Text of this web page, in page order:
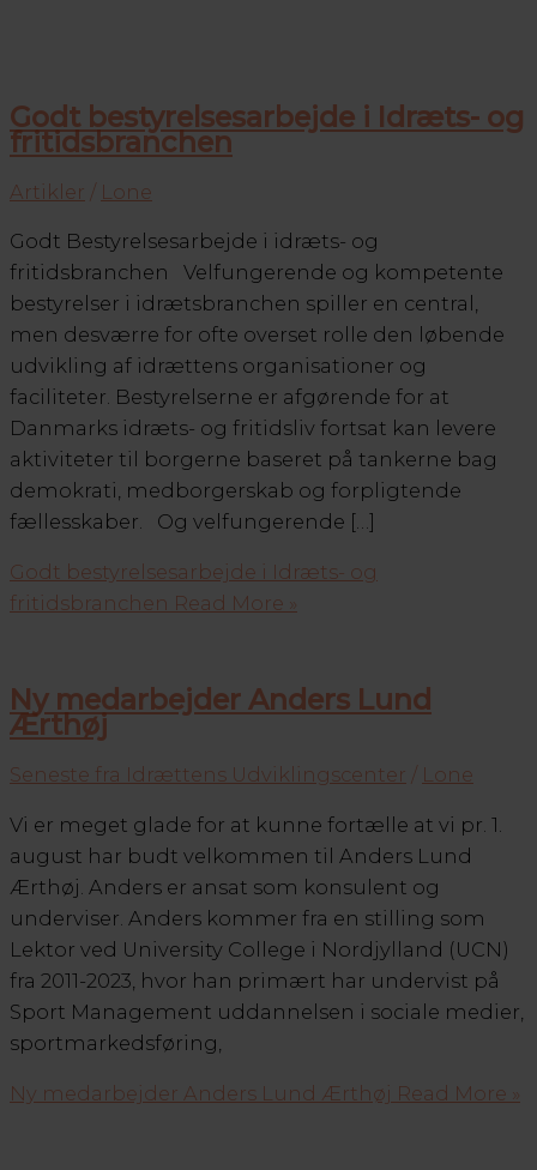
Godt bestyrelsesarbejde i Idræts- og
fritidsbranchen
Artikler / Lone
Godt Bestyrelsesarbejde i idræts- og
fritidsbranchen Velfungerende og kompetente
bestyrelser i idrætsbranchen spiller en central,
men desværre for ofte overset rolle den løbende
udvikling af idrættens organisationer og
faciliteter. Bestyrelserne er afgørende for at
Danmarks idræts- og fritidsliv fortsat kan levere
aktiviteter til borgerne baseret på tankerne bag
demokrati, medborgerskab og forpligtende
fællesskaber. Og velfungerende […]
Godt bestyrelsesarbejde i Idræts- og
fritidsbranchen Read More »
Ny medarbejder Anders Lund
Ærthøj
Seneste fra Idrættens Udviklingscenter / Lone
Vi er meget glade for at kunne fortælle at vi pr. 1.
august har budt velkommen til Anders Lund
Ærthøj. Anders er ansat som konsulent og
underviser. Anders kommer fra en stilling som
Lektor ved University College i Nordjylland (UCN)
fra 2011-2023, hvor han primært har undervist på
Sport Management uddannelsen i sociale medier,
sportmarkedsføring,
Ny medarbejder Anders Lund Ærthøj Read More »